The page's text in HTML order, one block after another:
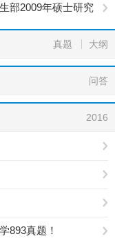
部2009年硕士研究
真题 大纲
问答
2016
893真题！